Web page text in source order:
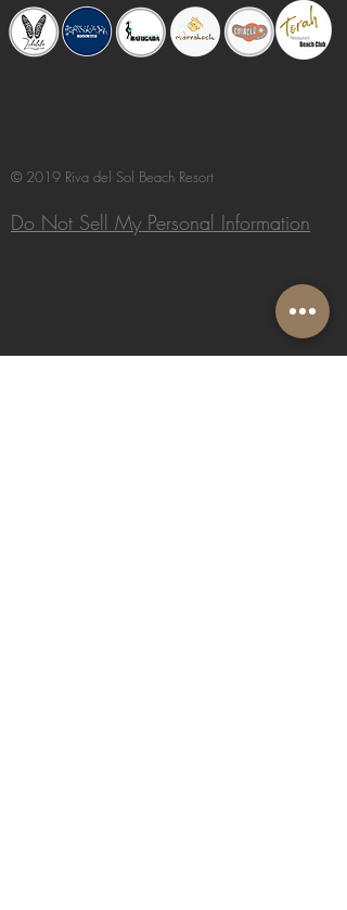
© 2019 Riva del Sol Beach Resort
Do Not Sell My Personal Information